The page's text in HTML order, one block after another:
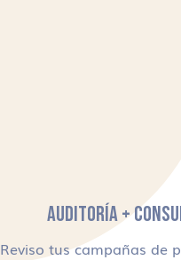
AUDITORÍA +
Reviso tus campañas de